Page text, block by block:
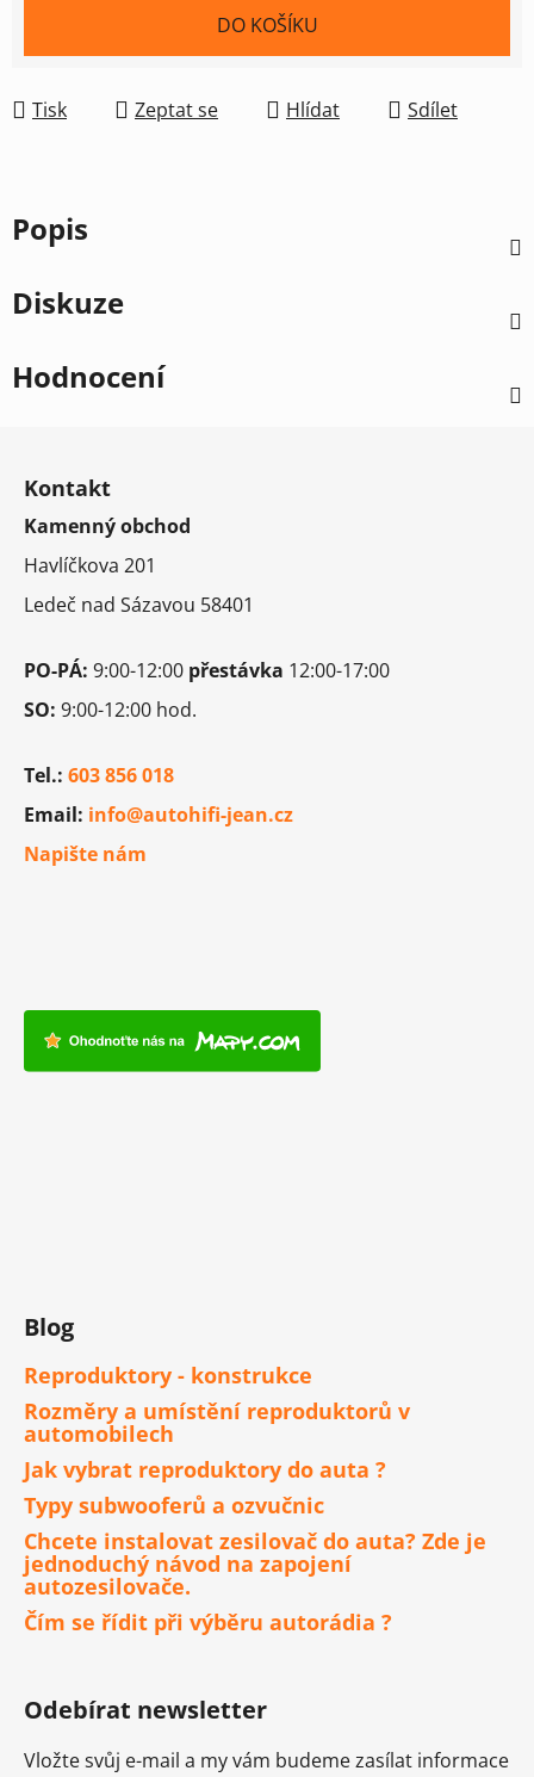
DO KOŠÍKU
Tisk Zeptat se Hlídat Sdílet
Popis
Diskuze
Hodnocení
Kontakt
Kamenný obchod
Havlíčkova 201
Ledeč nad Sázavou 58401
PO-PÁ: 9:00-12:00 přestávka 12:00-17:00
SO: 9:00-12:00 hod.
Tel.: 603 856 018
Email: info@autohifi-jean.cz
Napište nám
Blog
Reproduktory - konstrukce
Rozměry a umístění reproduktorů v
automobilech
Jak vybrat reproduktory do auta ?
Typy subwooferů a ozvučnic
Chcete instalovat zesilovač do auta? Zde je
jednoduchý návod na zapojení
autozesilovače.
Čím se řídit při výběru autorádia ?
Odebírat newsletter
Vložte svůj e-mail a my vám budeme zasílat informace